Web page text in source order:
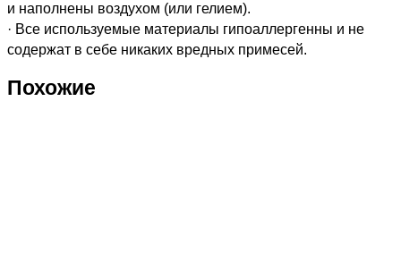
и наполнены воздухом (или гелием).
· Все используемые материалы гипоаллергенны и не
содержат в себе никаких вредных примесей.
Похожие